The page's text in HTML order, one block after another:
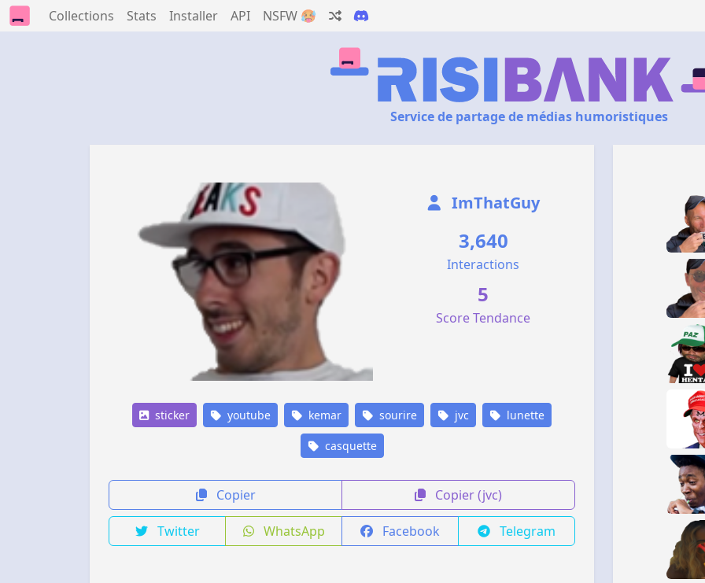
Collections Stats Installer API NSFW 🥵
Service de partage de médias humoristiques
ImThatGuy
3,640
Interactions
5
Score Tendance
sticker youtube kemar sourire jvc lunette
casquette
Copier Copier (jvc)
Twitter WhatsApp Facebook Telegram